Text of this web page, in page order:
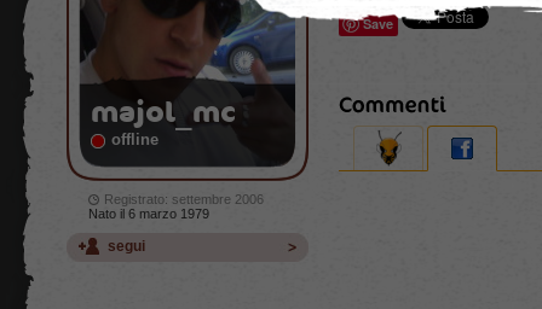
majol_mc
offline
Registrato: settembre 2006
Nato il 6 marzo 1979
segui
Save